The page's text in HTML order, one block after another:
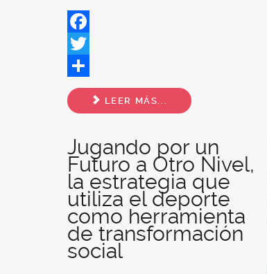
Facebook
Twitter
Share
LEER MÁS...
Jugando por un
Futuro a Otro Nivel,
la estrategia que
utiliza el deporte
como herramienta
de transformación
social